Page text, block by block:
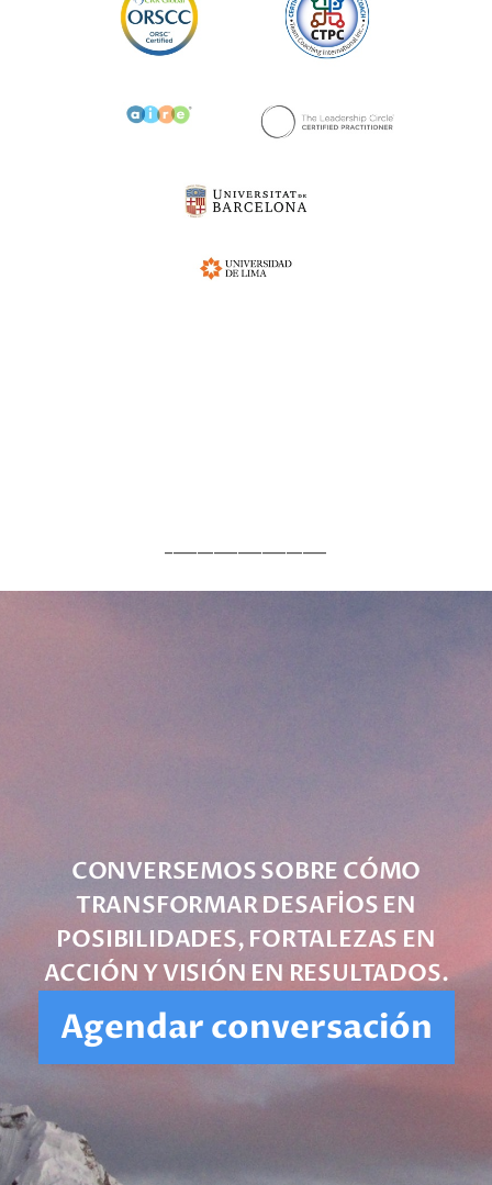
CONVERSEMOS SOBRE CÓMO
TRANSFORMAR DESAFÍOS EN
POSIBILIDADES, FORTALEZAS EN
ACCIÓN Y VISIÓN EN RESULTADOS.
Agendar conversación